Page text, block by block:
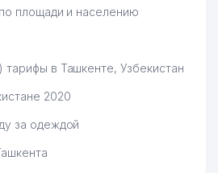
площади и населению
в Ташкенте, Узбекистан
2020
за одеждой